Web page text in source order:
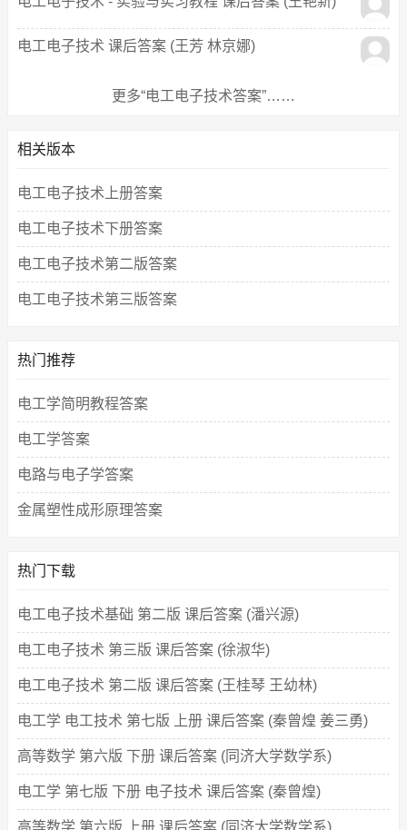
电工电子技术 课后答案 (王芳 林京娜)
更多“电工电子技术答案”……
相关版本
电工电子技术上册答案
电工电子技术下册答案
电工电子技术第二版答案
电工电子技术第三版答案
热门推荐
电工学简明教程答案
电工学答案
电路与电子学答案
金属塑性成形原理答案
热门下载
电工电子技术基础 第二版 课后答案 (潘兴源)
电工电子技术 第三版 课后答案 (徐淑华)
电工电子技术 第二版 课后答案 (王桂琴 王幼林)
电工学 电工技术 第七版 上册 课后答案 (秦曾煌 姜三勇)
高等数学 第六版 下册 课后答案 (同济大学数学系)
电工学 第七版 下册 电子技术 课后答案 (秦曾煌)
高等数学 第六版 上册 课后答案 (同济大学数学系)